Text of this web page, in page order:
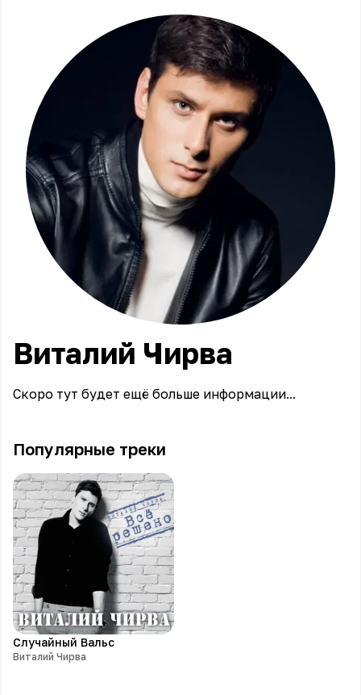
Виталий Чирва
Скоро тут будет ещё больше информации...
Популярные треки
Случайный Вальс
Виталий Чирва